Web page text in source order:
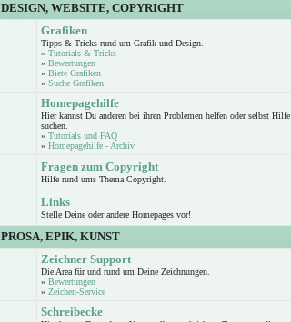
DESIGN, WEBSITE, COPYRIGHT
Grafiken
Tipps & Tricks rund um Grafik und Design.
» Tutorials & Tricks
» Bewertungen
» Biete Grafiken
» Suche Grafiken
Homepagehilfe
Hier kannst Du anderen bei ihren Problemen helfen oder selbst Hilfe
suchen.
» Tutorials und FAQ
» Homepagehilfe - Archiv
Fragen zum Copyright
Hilfe rund ums Thema Copyright.
Links
Stelle Deine oder andere Homepages vor!
PROSA, EPIK, KUNST
Zeichner Support
Die Area für und rund um Deine Zeichnungen.
» Bewertungen
» Zeichen-Service
Schreibecke